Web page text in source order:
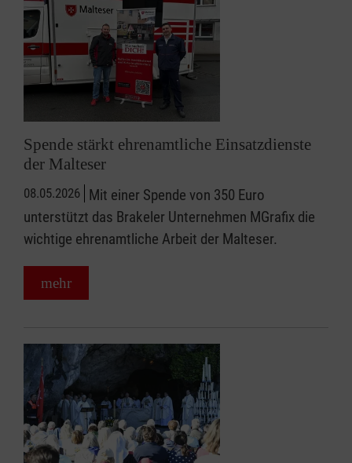
Spende stärkt ehrenamtliche Einsatzdienste
der Malteser
08.05.2026 Mit einer Spende von 350 Euro
unterstützt das Brakeler Unternehmen MGrafix die
wichtige ehrenamtliche Arbeit der Malteser.
mehr